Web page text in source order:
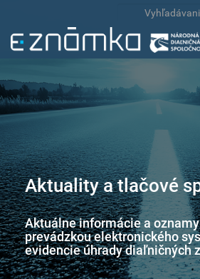
hlavný
obsah
Aktuality a tlačové
Aktuálne informácie a
prevádzkou elektronického
evidencie úhrady diaľničných